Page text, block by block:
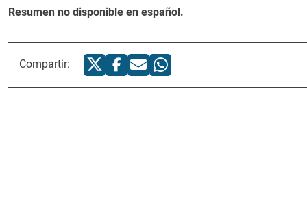
Resumen no disponible en español.
Compartir: